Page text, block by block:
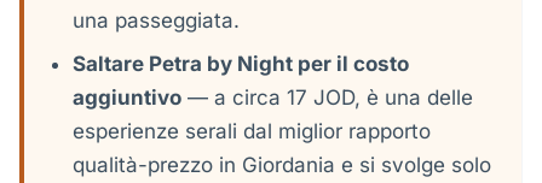
una passeggiata.
Saltare Petra by Night per il costo
aggiuntivo — a circa 17 JOD, è una delle
esperienze serali dal miglior rapporto
qualità-prezzo in Giordania e si svolge solo